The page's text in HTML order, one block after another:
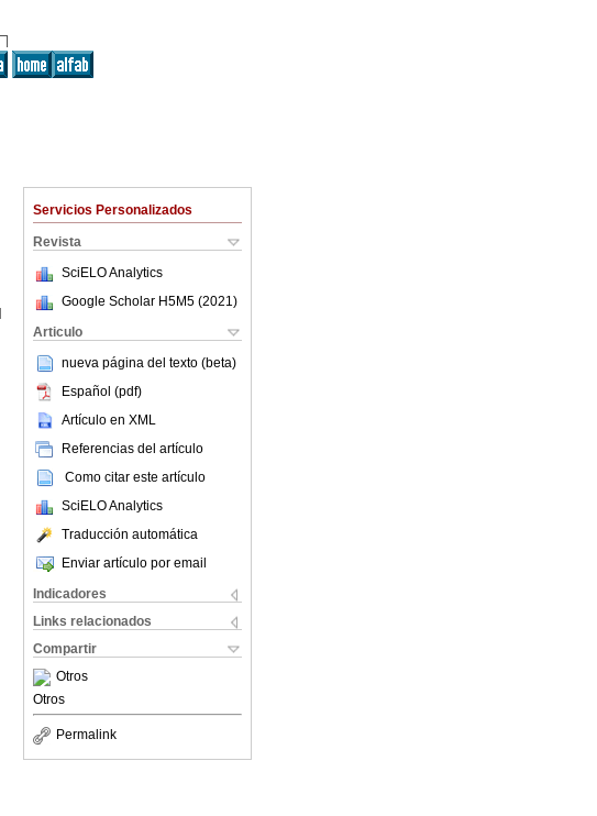
Servicios Personalizados
Revista
SciELO Analytics
Google Scholar H5M5 (2021 )
Articulo
nueva página del texto (beta)
Español (pdf)
Artículo en XML
Referencias del artículo
Como citar este artículo
SciELO Analytics
Traducción automática
Enviar artículo por email
Indicadores
Links relacionados
Compartir
Otros
Otros
Permalink